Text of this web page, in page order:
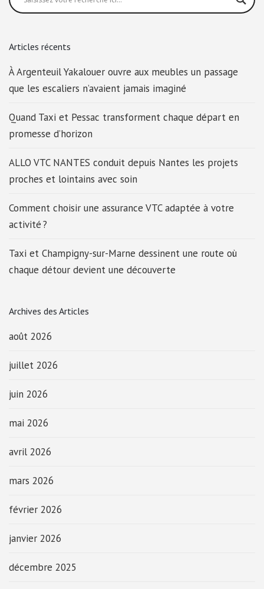
Articles récents
À Argenteuil Yakalouer ouvre aux meubles un passage
que les escaliers n’avaient jamais imaginé
Quand Taxi et Pessac transforment chaque départ en
promesse d’horizon
ALLO VTC NANTES conduit depuis Nantes les projets
proches et lointains avec soin
Comment choisir une assurance VTC adaptée à votre
activité ?
Taxi et Champigny-sur-Marne dessinent une route où
chaque détour devient une découverte
Archives des Articles
août 2026
juillet 2026
juin 2026
mai 2026
avril 2026
mars 2026
février 2026
janvier 2026
décembre 2025